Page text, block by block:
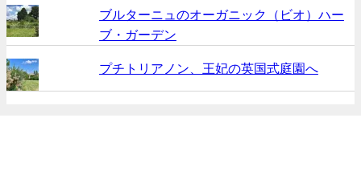
ブルターニュのオーガニック（ビオ）ハー
ブ・ガーデン
プチトリアノン、王妃の英国式庭園へ